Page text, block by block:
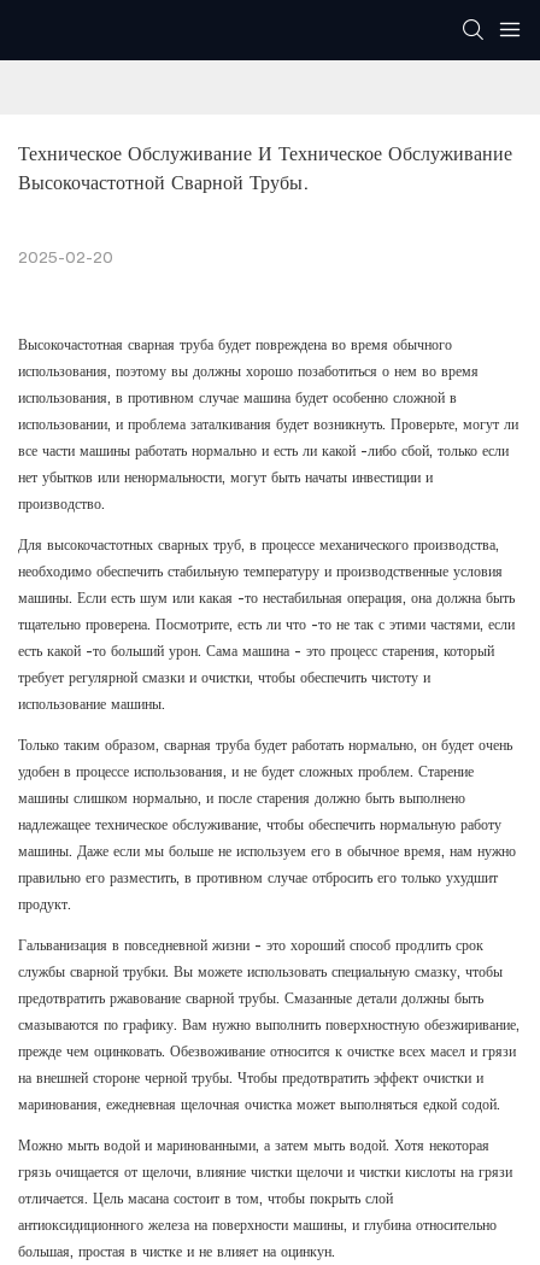
Техническое Обслуживание И Техническое Обслуживание
Высокочастотной Сварной Трубы.
2025-02-20
Высокочастотная сварная труба будет повреждена во время обычного
использования, поэтому вы должны хорошо позаботиться о нем во время
использования, в противном случае машина будет особенно сложной в
использовании, и проблема заталкивания будет возникнуть. Проверьте, могут ли
все части машины работать нормально и есть ли какой -либо сбой, только если
нет убытков или ненормальности, могут быть начаты инвестиции и
производство.
Для высокочастотных сварных труб, в процессе механического производства,
необходимо обеспечить стабильную температуру и производственные условия
машины. Если есть шум или какая -то нестабильная операция, она должна быть
тщательно проверена. Посмотрите, есть ли что -то не так с этими частями, если
есть какой -то больший урон. Сама машина - это процесс старения, который
требует регулярной смазки и очистки, чтобы обеспечить чистоту и
использование машины.
Только таким образом, сварная труба будет работать нормально, он будет очень
удобен в процессе использования, и не будет сложных проблем. Старение
машины слишком нормально, и после старения должно быть выполнено
надлежащее техническое обслуживание, чтобы обеспечить нормальную работу
машины. Даже если мы больше не используем его в обычное время, нам нужно
правильно его разместить, в противном случае отбросить его только ухудшит
продукт.
Гальванизация в повседневной жизни - это хороший способ продлить срок
службы сварной трубки. Вы можете использовать специальную смазку, чтобы
предотвратить ржавование сварной трубы. Смазанные детали должны быть
смазываются по графику. Вам нужно выполнить поверхностную обезжиривание,
прежде чем оцинковать. Обезвоживание относится к очистке всех масел и грязи
на внешней стороне черной трубы. Чтобы предотвратить эффект очистки и
маринования, ежедневная щелочная очистка может выполняться едкой содой.
Можно мыть водой и маринованными, а затем мыть водой. Хотя некоторая
грязь очищается от щелочи, влияние чистки щелочи и чистки кислоты на грязи
отличается. Цель масана состоит в том, чтобы покрыть слой
антиоксидиционного железа на поверхности машины, и глубина относительно
большая, простая в чистке и не влияет на оцинкун.